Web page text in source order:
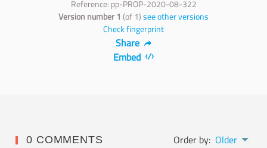
Reference: pp-PROP-2020-08-322
Version number 1 (of 1)see other versions
Check fingerprint
Share
Embed
0 COMMENTS Order by: Older